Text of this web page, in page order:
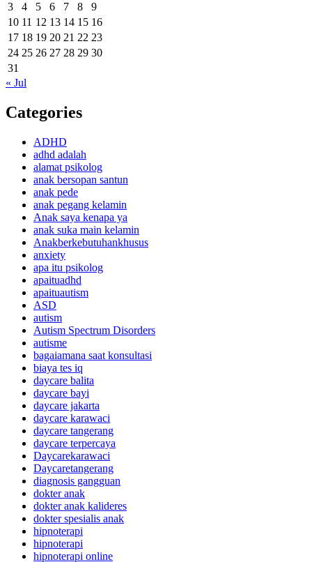
3
4 5 6 7 8
9
10 11 12 13 14 15 16
17 18 19 20 21 22 23
24 25 26 27 28 29 30
31
« Jul
Categories
ADHD
adhd adalah
alamat psikolog
anak bersopan santun
anak pede
anak pegang kelamin
Anak saya kenapa ya
anak suka main kelamin
Anakberkebutuhankhusus
anxiety
apa itu psikolog
apaituadhd
apaituautism
ASD
autism
Autism Spectrum Disorders
autisme
bagaiamana saat konsultasi
biaya tes iq
daycare balita
daycare bayi
daycare jakarta
daycare karawaci
daycare tangerang
daycare terpercaya
Daycarekarawaci
Daycaretangerang
diagnosis gangguan
dokter anak
dokter anak kalideres
dokter spesialis anak
hipnoterapi
hipnoterapi
hipnoterapi online